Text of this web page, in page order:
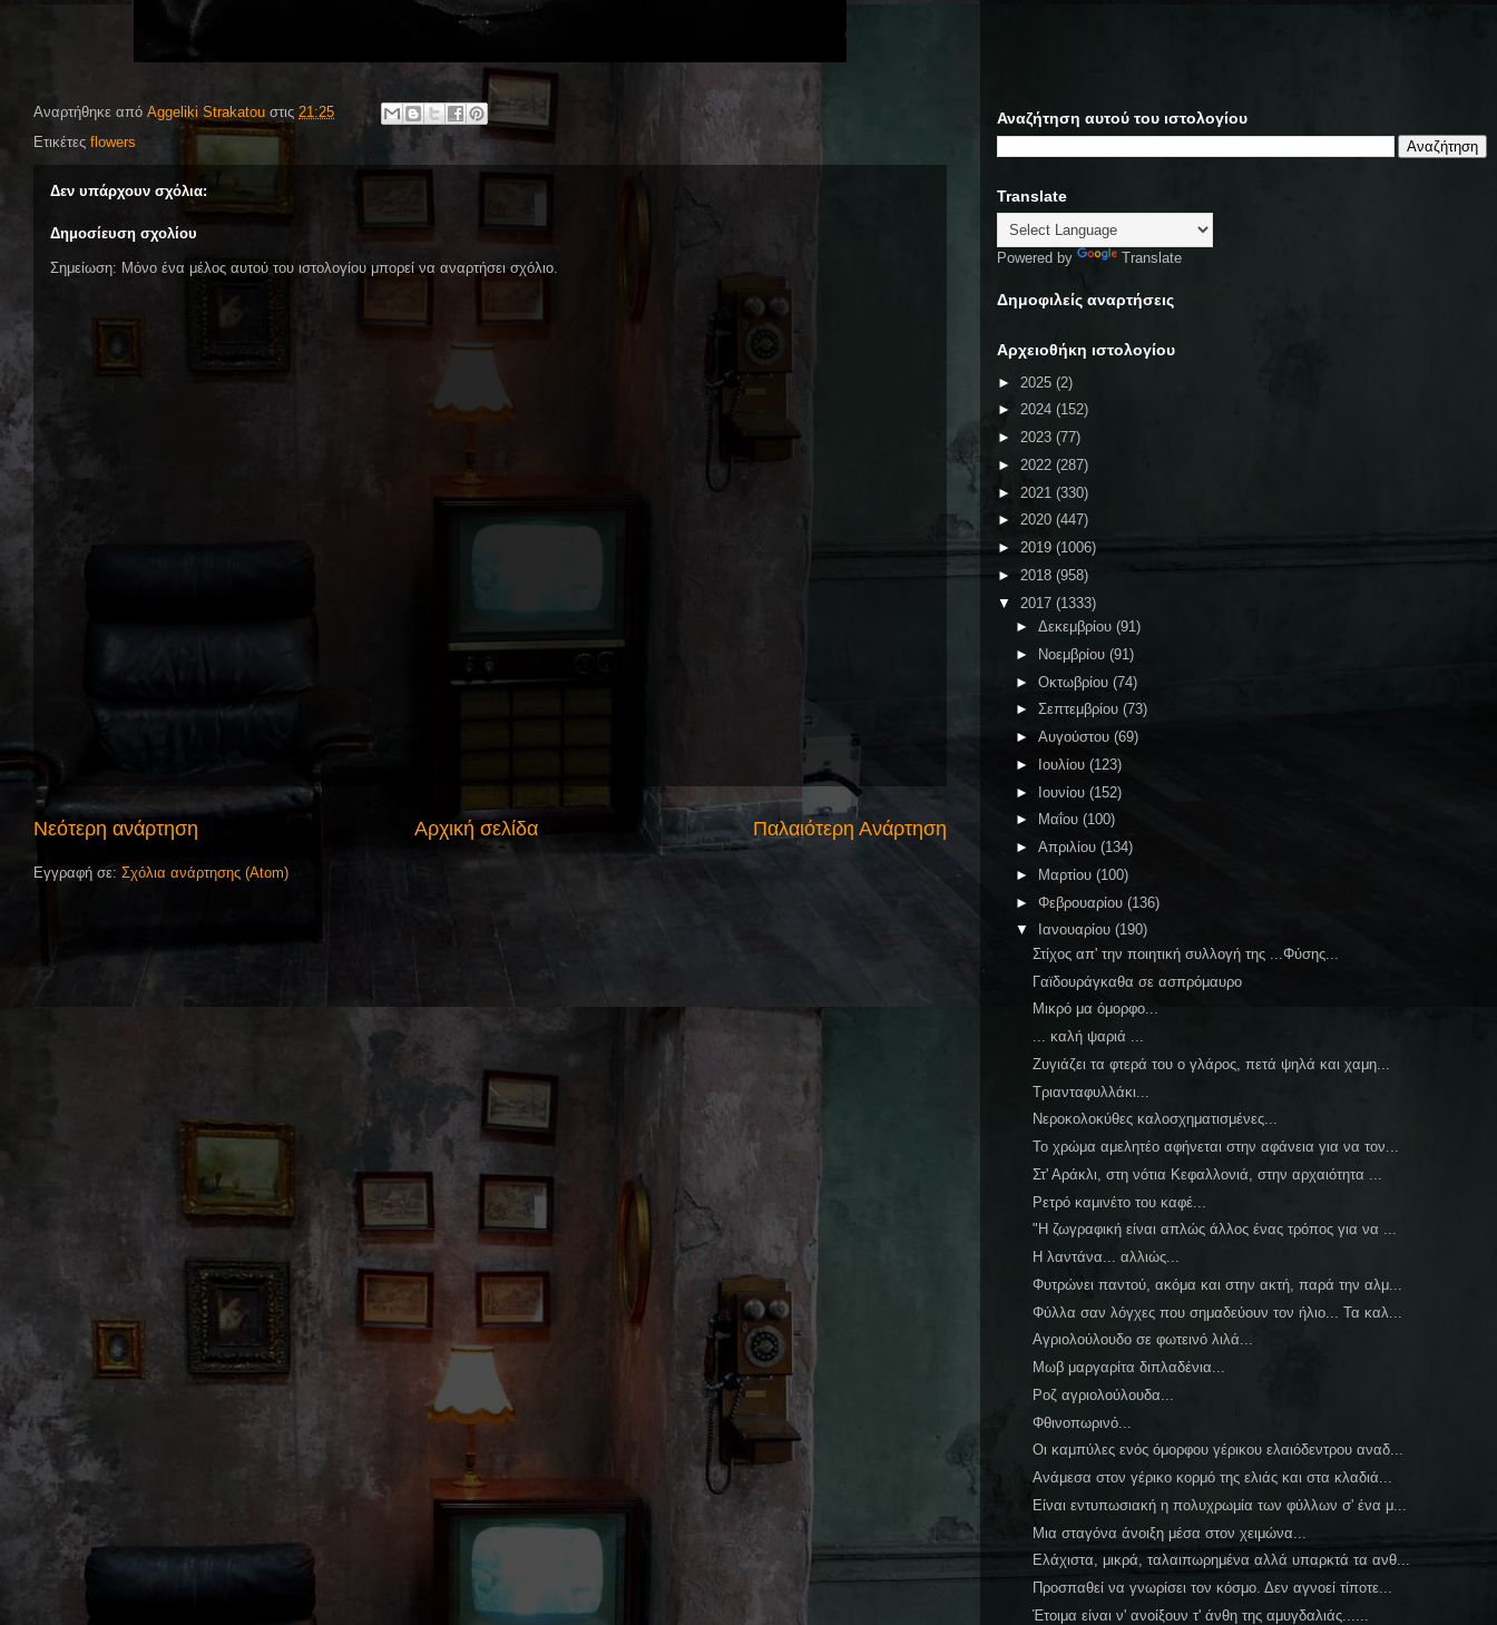
Αναρτήθηκε από Aggeliki Strakatou στις 21:25
Ετικέτες flowers
Δεν υπάρχουν σχόλια:
Δημοσίευση σχολίου
Σημείωση: Μόνο ένα μέλος αυτού του ιστολογίου μπορεί να αναρτήσει σχόλιο.
Νεότερη ανάρτηση Παλαιότερη Ανάρτηση
Αρχική σελίδα
Εγγραφή σε: Σχόλια ανάρτησης (Atom)
Αναζήτηση αυτού του ιστολογίου
Translate
Powered by Translate
Δημοφιλείς αναρτήσεις
Αρχειοθήκη ιστολογίου
► 2025 (2)
► 2024 (152)
► 2023 (77)
► 2022 (287)
► 2021 (330)
► 2020 (447)
► 2019 (1006)
► 2018 (958)
▼ 2017 (1333)
► Δεκεμβρίου (91)
►
Νοεμβρίου (91)
► Οκτωβρίου (74)
► Σεπτεμβρίου (73)
► Αυγούστου (69)
►
Ιουλίου (123)
► Ιουνίου (152)
►
Μαΐου (100)
► Απριλίου (134)
►
Μαρτίου (100)
► Φεβρουαρίου (136)
▼
Ιανουαρίου (190)
Στίχος απ' την ποιητική συλλογή της ...Φύσης...
Γαϊδουράγκαθα σε ασπρόμαυρο
Μικρό μα όμορφο...
... καλή ψαριά ...
Ζυγιάζει τα φτερά του ο γλάρος, πετά ψηλά και χαμη...
Τριανταφυλλάκι...
Νεροκολοκύθες καλοσχηματισμένες...
Το χρώμα αμελητέο αφήνεται στην αφάνεια για να τον...
Στ' Αράκλι, στη νότια Κεφαλλονιά, στην αρχαιότητα ...
Ρετρό καμινέτο του καφέ...
"Η ζωγραφική είναι απλώς άλλος ένας τρόπος για να ...
Η λαντάνα... αλλιώς...
Φυτρώνει παντού, ακόμα και στην ακτή, παρά την αλμ...
Φύλλα σαν λόγχες που σημαδεύουν τον ήλιο... Τα καλ...
Αγριολούλουδο σε φωτεινό λιλά...
Μωβ μαργαρίτα διπλαδένια...
Ροζ αγριολούλουδα...
Φθινοπωρινό...
Οι καμπύλες ενός όμορφου γέρικου ελαιόδεντρου αναδ...
Ανάμεσα στον γέρικο κορμό της ελιάς και στα κλαδιά...
Είναι εντυπωσιακή η πολυχρωμία των φύλλων σ' ένα μ...
Μια σταγόνα άνοιξη μέσα στον χειμώνα...
Ελάχιστα, μικρά, ταλαιπωρημένα αλλά υπαρκτά τα ανθ...
Προσπαθεί να γνωρίσει τον κόσμο. Δεν αγνοεί τίποτε...
Έτοιμα είναι ν' ανοίξουν τ' άνθη της αμυγδαλιάς......